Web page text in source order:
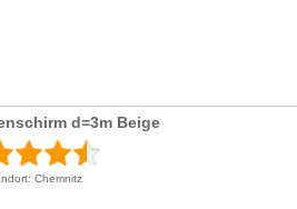
d=3m Beige
Chemnitz